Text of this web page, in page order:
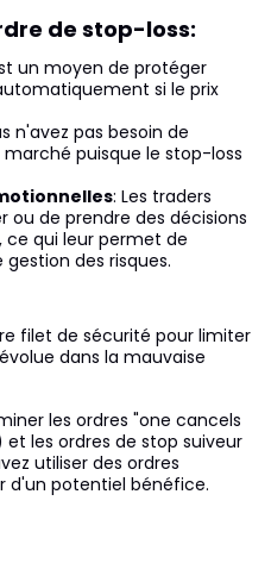
de stop-loss:
un moyen de protéger
si le prix
n'avez pas besoin de
puisque le stop-loss
: Les traders
ou de prendre des décisions
ce qui leur permet de
des risques.
filet de sécurité pour limiter
dans la mauvaise
les ordres "one cancels
les ordres de stop suiveur
utiliser des ordres
d'un potentiel bénéfice.